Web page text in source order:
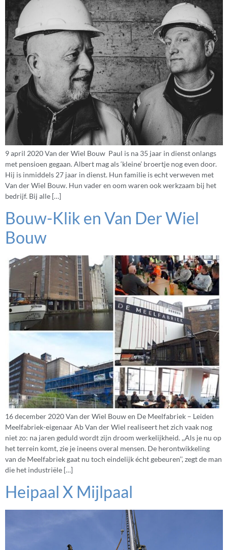
9 april 2020 Van der Wiel Bouw Paul is na 35 jaar in dienst onlangs
met pensioen gegaan. Albert mag als ‘kleine’ broertje nog even door.
Hij is inmiddels 27 jaar in dienst. Hun familie is echt verweven met
Van der Wiel Bouw. Hun vader en oom waren ook werkzaam bij het
bedrijf. Bij alle […]
Bouw-Klik en Van Der Wiel
Bouw
16 december 2020 Van der Wiel Bouw en De Meelfabriek – Leiden
Meelfabriek-eigenaar Ab Van der Wiel realiseert het zich vaak nog
niet zo: na jaren geduld wordt zijn droom werkelijkheid. ,,Als je nu op
het terrein komt, zie je ineens overal mensen. De herontwikkeling
van de Meelfabriek gaat nu toch eindelijk écht gebeuren’’, zegt de man
die het industriële […]
Heipaal X Mijlpaal